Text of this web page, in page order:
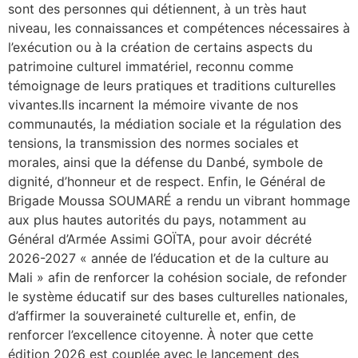
sont des personnes qui détiennent, à un très haut
niveau, les connaissances et compétences nécessaires à
l’exécution ou à la création de certains aspects du
patrimoine culturel immatériel, reconnu comme
témoignage de leurs pratiques et traditions culturelles
vivantes.Ils incarnent la mémoire vivante de nos
communautés, la médiation sociale et la régulation des
tensions, la transmission des normes sociales et
morales, ainsi que la défense du Danbé, symbole de
dignité, d’honneur et de respect. ‎‎​Enfin, le Général de
Brigade Moussa SOUMARÉ a rendu un vibrant hommage
aux plus hautes autorités du pays, notamment au
Général d’Armée Assimi GOÏTA, pour avoir décrété
2026-2027 « année de l’éducation et de la culture au
Mali » afin de renforcer la cohésion sociale, de refonder
le système éducatif sur des bases culturelles nationales,
d’affirmer la souveraineté culturelle et, enfin, de
renforcer l’excellence citoyenne. ‎​À noter que cette
édition 2026 est couplée avec le lancement des